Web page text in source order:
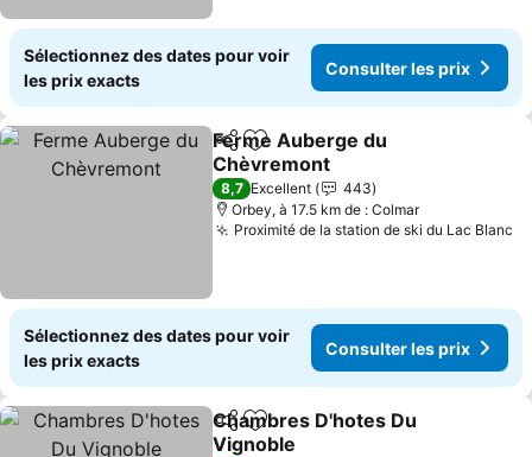
Sélectionnez des dates pour voir
les prix exacts
Consulter les prix
PartagerAjouter à mes favoris
Ferme Auberge du
Chèvremont
8,7 Excellent
443
Orbey, à 17.5 km de : Colmar
Proximité de la station de ski du Lac Blanc
Sélectionnez des dates pour voir
les prix exacts
Consulter les prix
PartagerAjouter à mes favoris
Chambres D'hotes Du
Vignoble